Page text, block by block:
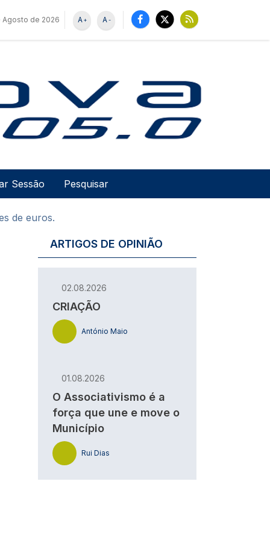
Agosto de 2026 -
A
+
A
de utilizador
Sessão
de euros.
ARTIGOS DE OPINIÃO
02.08.2026
CRIAÇÃO
António Maio
01.08.2026
O Associativismo é a
força que une e move o
Município
Rui Dias